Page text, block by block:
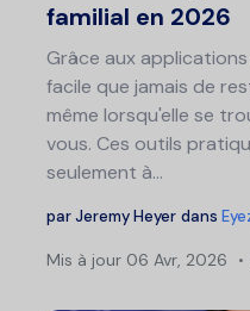
familial en 2026
Grâce aux
facile que jamais de
même lorsqu'elle se
vous. Ces outils
seulement à...
parJeremy Heyer dans
Mis à jour 06 Avr, 2026